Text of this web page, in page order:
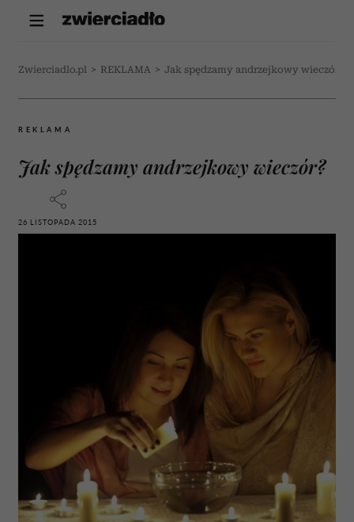
Zwierciadlo.pl > REKLAMA > Jak spędzamy andrzejkowy wieczór?
REKLAMA
Jak spędzamy andrzejkowy wieczór?
26 LISTOPADA 2015